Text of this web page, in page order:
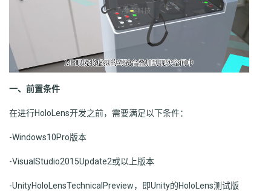
一、前置条件
在进行HoloLens开发之前，需要满足以下条件：
-Windows10Pro版本
-VisualStudio2015Update2或以上版本
-UnityHoloLensTechnicalPreview，即Unity的HoloLens测试版